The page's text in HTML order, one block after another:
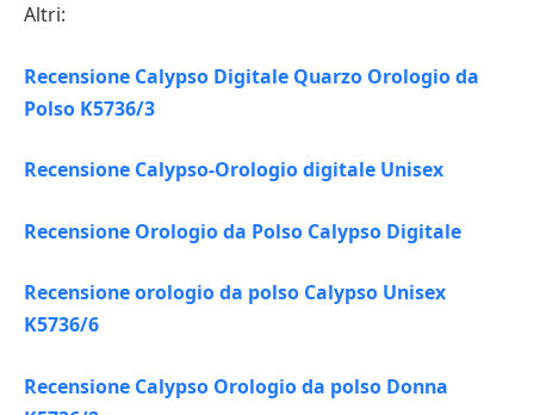
Altri:
Recensione Calypso Digitale Quarzo Orologio da
Polso K5736/3
Recensione Calypso-Orologio digitale Unisex
Recensione Orologio da Polso Calypso Digitale
Recensione orologio da polso Calypso Unisex
K5736/6
Recensione Calypso Orologio da polso Donna